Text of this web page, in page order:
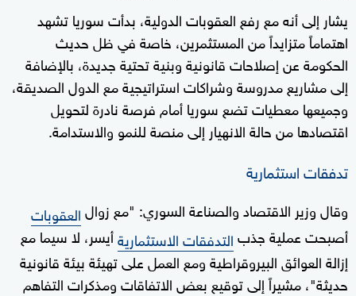
يشار إلى أنه مع رفع العقوبات الدولية، بدأت سوريا تشهد
اهتماماً متزايداً من المستثمرين، خاصة في ظل حديث
الحكومة عن إصلاحات قانونية وبنية تحتية جديدة، بالإضافة
إلى مشاريع مدروسة وشراكات استراتيجية مع الدول الصديقة،
وجميعها معطيات تضع سوريا أمام فرصة نادرة لتحويل
اقتصادها من حالة الانهيار إلى منصة للنمو والاستدامة.
تدفقات استثمارية
وقال وزير الاقتصاد والصناعة السوري: "مع زوالالعقوبات
أصبحت عملية جذبالتدفقات الاستثماريةأيسر، لا سيما مع
إزالة العوائق البيروقراطية ومع العمل على تهيئة بيئة قانونية
حديثة"، مشيراً إلى توقيع بعض الاتفاقات ومذكرات التفاهم